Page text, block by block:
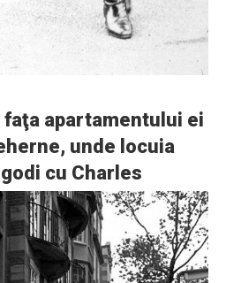
faţa apartamentului ei
unde locuia
cu Charles